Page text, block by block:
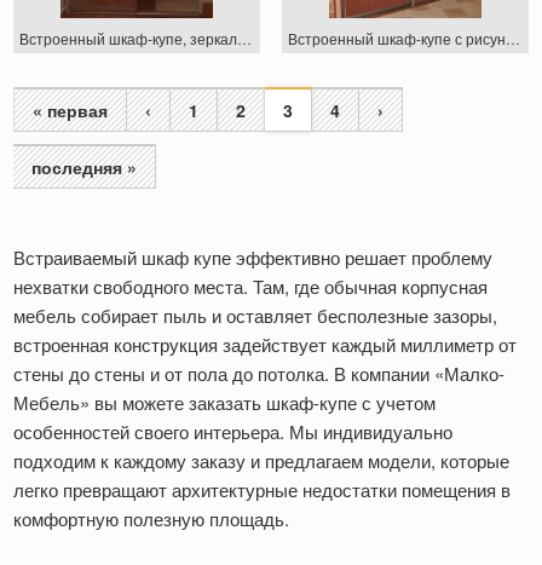
Встроенный шкаф-купе, зеркало с пескоструем Встроенный шкаф-купе с рисунком
Страницы
« первая ‹ 1 2 3 4 ›
последняя »
Встраиваемый шкаф купе эффективно решает проблему
нехватки свободного места. Там, где обычная корпусная
мебель собирает пыль и оставляет бесполезные зазоры,
встроенная конструкция задействует каждый миллиметр от
стены до стены и от пола до потолка. В компании «Малко-
Мебель» вы можете заказать шкаф-купе с учетом
особенностей своего интерьера. Мы индивидуально
подходим к каждому заказу и предлагаем модели, которые
легко превращают архитектурные недостатки помещения в
комфортную полезную площадь.